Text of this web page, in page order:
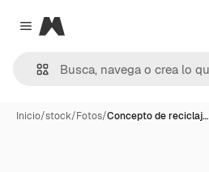
Close menu
Magnific
Inicio/stock/Fotos/Concepto de reciclaj…